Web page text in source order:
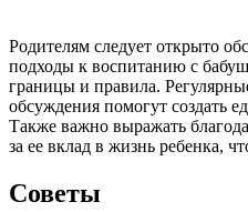
Родителям следует открыто
подходы к воспитанию с
границы и правила.
обсуждения помогут создать
Также важно выражать
за ее вклад в жизнь ребенка,
Советы